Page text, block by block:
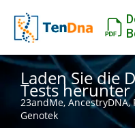
Laden Sie die
Tests herunter
23andMe, AncestryDNA,
Genotek